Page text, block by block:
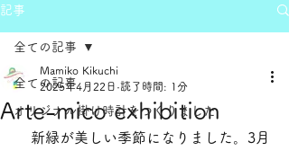
記事
全ての記事
オリジナル掛け時計をつくりました
全ての記事
Arte-mico exhibition
Mamiko Kikuchi
2025年4月22日 読了時間: 1分
新緑が美しい季節になりました。3月